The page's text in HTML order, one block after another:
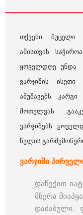
თქვენი მუცელი
ამისთვის
ყოველდღე უნდა
ვარჯიშის
ამუშავებს.
მოთელვას
ვარჯიშებს
წელის
ვარჯიში
დაწექით
მზერა
დაძაბული.